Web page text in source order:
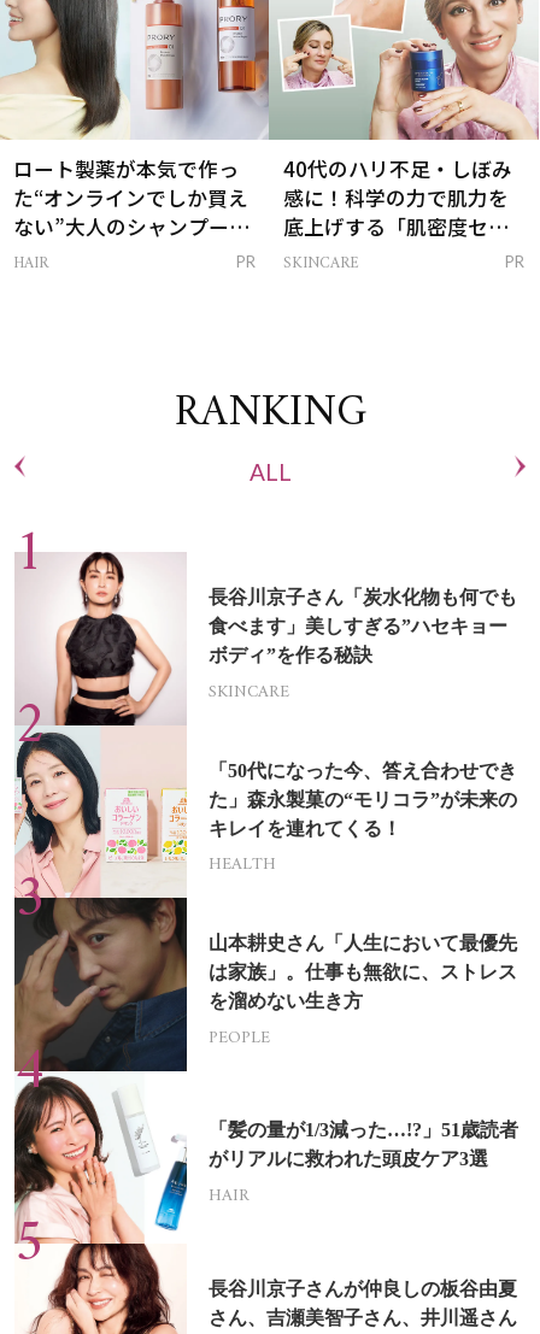
ロート製薬が本気で作っ
た“オンラインでしか買え
ない”大人のシャンプー＆
トリートメントって？
HAIR PR
40代のハリ不足・しぼみ
感に！科学の力で肌力を
底上げする「肌密度セラ
ム」
SKINCARE PR
RANKING
ALL
長谷川京子さん「炭水化物も何でも
食べます」美しすぎる”ハセキョー
ボディ”を作る秘訣
SKINCARE
「50代になった今、答え合わせでき
た」森永製菓の“モリコラ”が未来の
キレイを連れてくる！
HEALTH
山本耕史さん「人生において最優先
は家族」。仕事も無欲に、ストレス
を溜めない生き方
PEOPLE
「髪の量が1/3減った…!?」51歳読者
がリアルに救われた頭皮ケア3選
HAIR
長谷川京子さんが仲良しの板谷由夏
さん、吉瀬美智子さん、井川遥さん